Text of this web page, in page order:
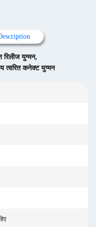
रिलीज युग्मन,
त्वरित कनेक्ट युग्मन